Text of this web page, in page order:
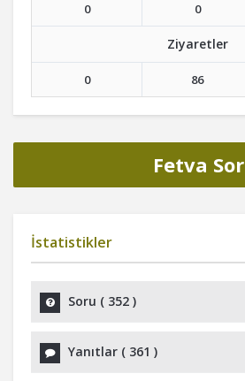
0 0
Ziyaretler
0 86
Fetva Sor
İstatistikler
Soru ( 352 )
Yanıtlar ( 361 )